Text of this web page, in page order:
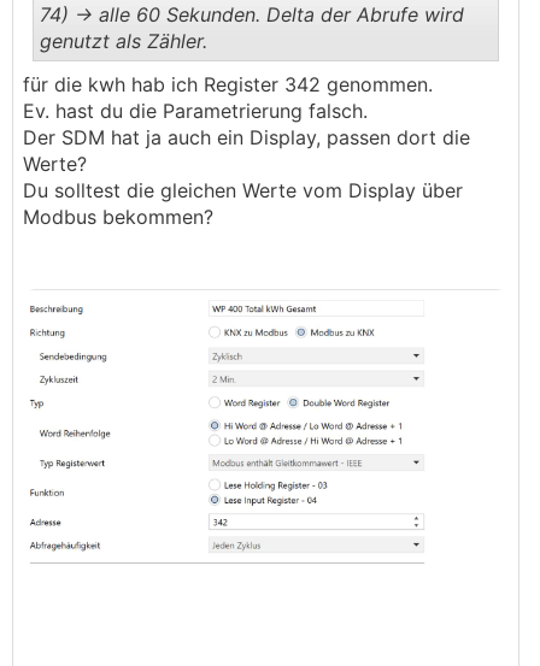
..
74) -> alle 60 Sekunden. Delta der Abrufe wird
genutzt als Zähler.
für die kwh hab ich Register 342 genommen.
Ev. hast du die Parametrierung falsch.
Der SDM hat ja auch ein Display, passen dort die
Werte?
Du solltest die gleichen Werte vom Display über
Modbus bekommen?